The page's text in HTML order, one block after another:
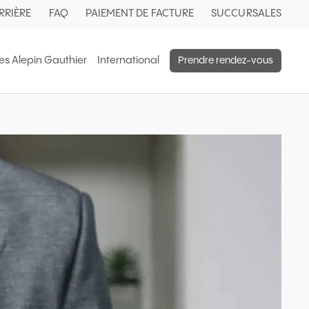
FAQ PAIEMENT DE FACTURE SUCCURSALES
Alepin Gauthier International Prendre rendez-vous